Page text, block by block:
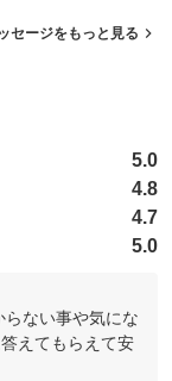
セージをもっと見る
5.0
4.8
4.7
5.0
ない事や気にな
えてもらえて安